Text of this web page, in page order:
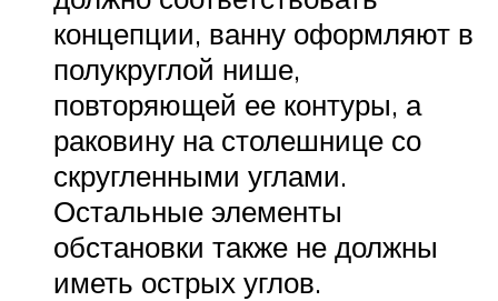
концепции, ванну оформляют в
полукруглой нише,
повторяющей ее контуры, а
раковину на столешнице со
скругленными углами.
Остальные элементы
обстановки также не должны
иметь острых углов.